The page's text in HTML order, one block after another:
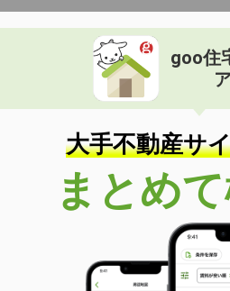
goo住
大手不動産サ
まとめて